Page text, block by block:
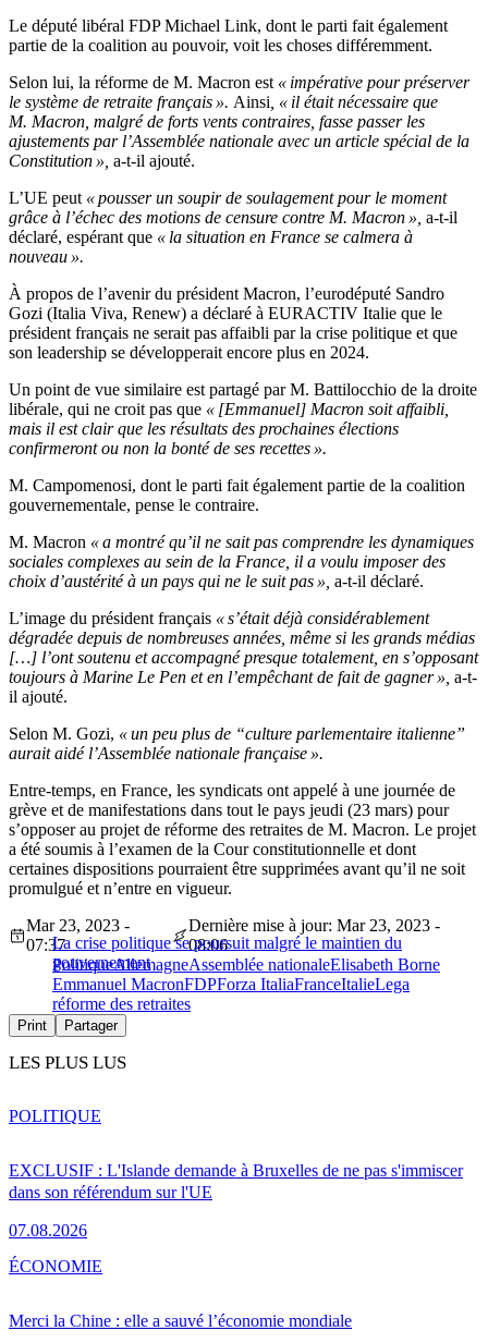
Le député libéral FDP Michael Link, dont le parti fait également
partie de la coalition au pouvoir, voit les choses différemment.
Selon lui, la réforme de M. Macron est « impérative pour préserver
le système de retraite français ». Ainsi , « il était nécessaire que
M. Macron, malgré de forts vents contraires, fasse passer les
ajustements par l’Assemblée nationale avec un article spécial de la
Constitution », a-t-il ajouté.
L’UE peut « pousser un soupir de soulagement pour le moment
grâce à l’échec des motions de censure contre M. Macron », a-t-il
déclaré, espérant que « la situation en France se calmera à
nouveau ».
À propos de l’avenir du président Macron, l’eurodéputé Sandro
Gozi (Italia Viva, Renew) a déclaré à EURACTIV Italie que le
président français ne serait pas affaibli par la crise politique et que
son leadership se développerait encore plus en 2024.
Un point de vue similaire est partagé par M. Battilocchio de la droite
libérale, qui ne croit pas que « [Emmanuel] Macron soit affaibli,
mais il est clair que les résultats des prochaines élections
confirmeront ou non la bonté de ses recettes ».
M. Campomenosi, dont le parti fait également partie de la coalition
gouvernementale, pense le contraire.
M. Macron « a montré qu’il ne sait pas comprendre les dynamiques
sociales complexes au sein de la France, il a voulu imposer des
choix d’austérité à un pays qui ne le suit pas », a-t-il déclaré.
L’image du président français « s’était déjà considérablement
dégradée depuis de nombreuses années, même si les grands médias
[…] l’ont soutenu et accompagné presque totalement, en s’opposant
toujours à Marine Le Pen et en l’empêchant de fait de gagner », a-t-
il ajouté.
Selon M. Gozi, « un peu plus de “culture parlementaire italienne”
aurait aidé l’Assemblée nationale française ».
Entre-temps, en France, les syndicats ont appelé à une journée de
grève et de manifestations dans tout le pays jeudi (23 mars) pour
s’opposer au projet de réforme des retraites de M. Macron. Le projet
a été soumis à l’examen de la Cour constitutionnelle et dont
certaines dispositions pourraient être supprimées avant qu’il ne soit
promulgué et n’entre en vigueur.
La crise politique se poursuit malgré le maintien du
gouvernement
Mar 23, 2023 -
07:37
Dernière mise à jour: Mar 23, 2023 -
08:06
PolitiqueAllemagneAssemblée nationaleElisabeth Borne
Emmanuel MacronFDPForza ItaliaFranceItalieLega
réforme des retraites
Print Partager
LES PLUS LUS
EXCLUSIF : L'Islande demande à Bruxelles de ne pas s'immiscer
dans son référendum sur l'UE
07.08.2026
POLITIQUE
Merci la Chine : elle a sauvé l’économie mondiale
ÉCONOMIE